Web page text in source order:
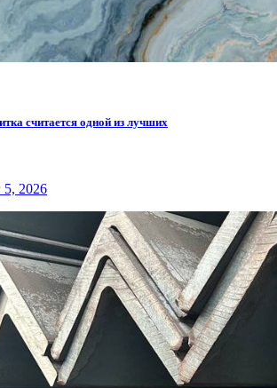
считается одной из лучших
2026